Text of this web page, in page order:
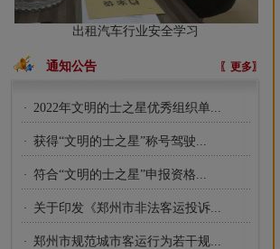
通知公告 〖更多〗
· 2022年文明的士之星优秀组织单...
· 获得“文明的士之星”称号驾驶...
· 符合“文明的士之星”申报资格...
· 关于印发《郑州市非法客运投诉...
· 郑州市规范城市客运行为若干规...